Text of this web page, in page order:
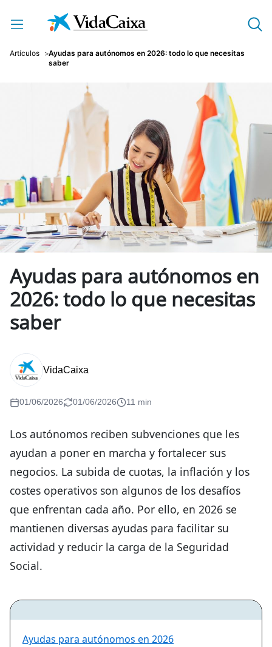
Saltar al contenido principal
Artículos
Ayudas para autónomos en 2026: todo lo que necesitas
saber
Ayudas para autónomos en
2026: todo lo que necesitas
saber
VidaCaixa
01/06/2026 01/06/2026 11 min
Los autónomos reciben subvenciones que les
ayudan a poner en marcha y fortalecer sus
negocios. La subida de cuotas, la inflación y los
costes operativos son algunos de los desafíos
que enfrentan cada año. Por ello, en 2026 se
mantienen diversas ayudas para facilitar su
actividad y reducir la carga de la Seguridad
Social.
Ayudas para autónomos en 2026